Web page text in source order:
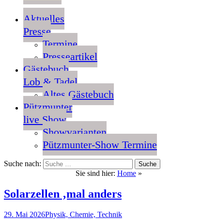
Aktuelles
Presse
Termine
Presseartikel
Gästebuch
Lob & Tadel
Altes Gästebuch
Pützmunter
live Show
Showvarianten
Pützmunter-Show Termine
Suche nach:
Sie sind hier: Home»
Solarzellen ‚mal anders
29. Mai 2026Physik, Chemie, Technik